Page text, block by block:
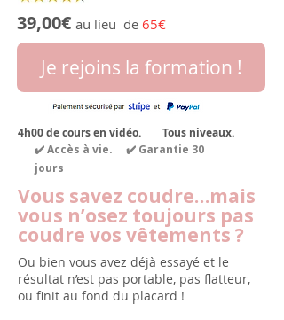
39,00€ au lieu de 65€
Je rejoins la formation !
4h00 de cours en vidéo.
Tous niveaux.
✔️ Accès à vie. ✔️ Garantie 30
jours
Vous savez coudre…mais
vous n’osez toujours pas
coudre vos vêtements ?
Ou bien vous avez déjà essayé et le
résultat n’est pas portable, pas flatteur,
ou finit au fond du placard !